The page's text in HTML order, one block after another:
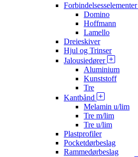
Forbindelsesselementer
Domino
Hoffmann
Lamello
Dreieskiver
Hjul og Trinser
Jalousiedører
Aluminium
Kunststoff
Tre
Kantbånd
Melamin u/lim
Tre m/lim
Tre u/lim
Plastprofiler
Pocketdørbeslag
Rammedørbeslag